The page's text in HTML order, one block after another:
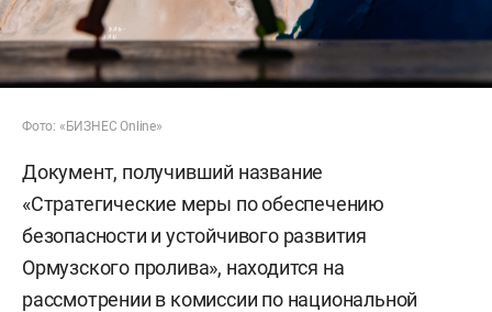
Фото: «БИЗНЕС Online»
Документ, получивший название
«Стратегические меры по обеспечению
безопасности и устойчивого развития
Ормузского пролива», находится на
рассмотрении в комиссии по национальной